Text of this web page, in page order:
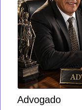
Advogado